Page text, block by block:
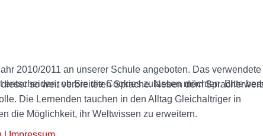
2010/2011 an unserer Schule angeboten. Das
so weit verbreiteten Sprache. Neben dem
Die Lernenden tauchen in den Alltag Gleichaltriger in
die Möglichkeit, ihr Weltwissen zu erweitern.
ob Sie die Cookies zulassen möchten. Bitte